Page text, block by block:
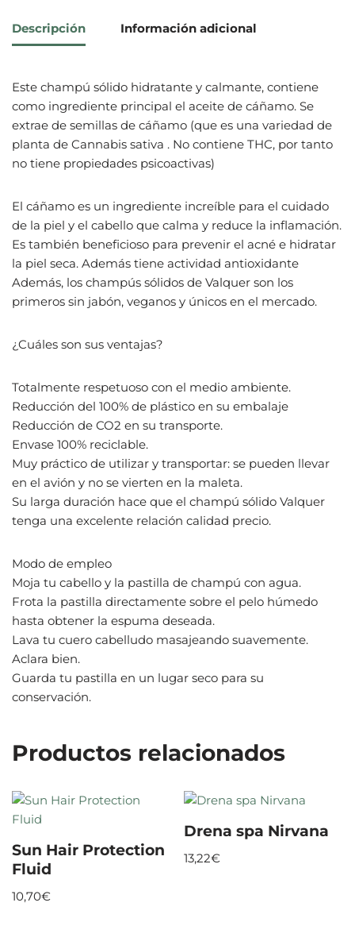
Descripción Información adicional
Este champú sólido hidratante y calmante, contiene
como ingrediente principal el aceite de cáñamo. Se
extrae de semillas de cáñamo (que es una variedad de
planta de Cannabis sativa . No contiene THC, por tanto
no tiene propiedades psicoactivas)
El cáñamo es un ingrediente increíble para el cuidado
de la piel y el cabello que calma y reduce la inflamación.
Es también beneficioso para prevenir el acné e hidratar
la piel seca. Además tiene actividad antioxidante
Además, los champús sólidos de Valquer son los
primeros sin jabón, veganos y únicos en el mercado.
¿Cuáles son sus ventajas?
Totalmente respetuoso con el medio ambiente.
Reducción del 100% de plástico en su embalaje
Reducción de CO2 en su transporte.
Envase 100% reciclable.
Muy práctico de utilizar y transportar: se pueden llevar
en el avión y no se vierten en la maleta.
Su larga duración hace que el champú sólido Valquer
tenga una excelente relación calidad precio.
Modo de empleo
Moja tu cabello y la pastilla de champú con agua.
Frota la pastilla directamente sobre el pelo húmedo
hasta obtener la espuma deseada.
Lava tu cuero cabelludo masajeando suavemente.
Aclara bien.
Guarda tu pastilla en un lugar seco para su
conservación.
Productos relacionados
Sun Hair Protection
Fluid
10,70€
Drena spa Nirvana
13,22€